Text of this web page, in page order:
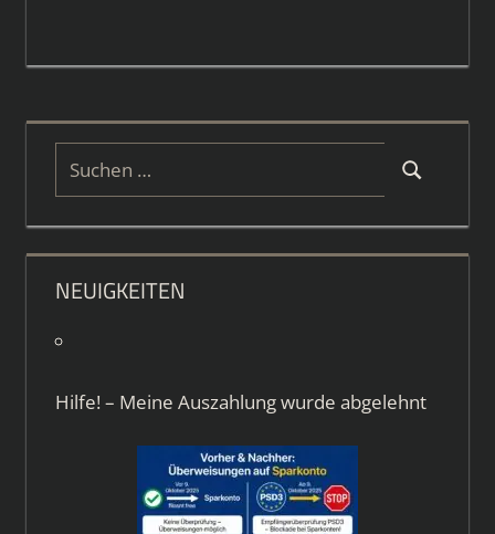
Suchen
nach:
Suchen
NEUIGKEITEN
Hilfe! – Meine Auszahlung wurde abgelehnt